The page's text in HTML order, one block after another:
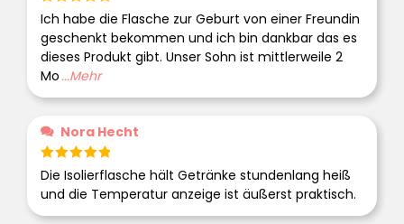
Bewertet
mit 5 von 5
Ich habe die Flasche zur Geburt von einer Freundin
geschenkt bekommen und ich bin dankbar das es
dieses Produkt gibt. Unser Sohn ist mittlerweile 2
Mo ...Mehr
Nora Hecht
Bewertet
mit5 von 5
Die Isolierflasche hält Getränke stundenlang heiß
und die Temperatur anzeige ist äußerst praktisch.